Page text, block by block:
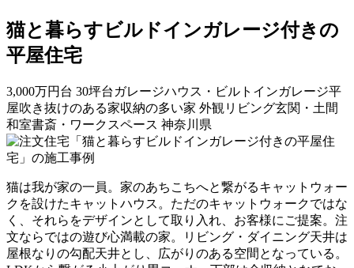
猫と暮らすビルドインガレージ付きの
平屋住宅
3,000万円台 30坪台 ガレージハウス・ビルトインガレージ平
屋吹き抜けのある家収納の多い家 外観リビング玄関・土間
和室書斎・ワークスペース 神奈川県
猫は我が家の一員。家のあちこちへと繋がるキャットウォー
クを設けたキャットハウス。ただのキャットウォークではな
く、それらをデザインとして取り入れ、お客様にご提案。注
文ならではの遊び心満載の家。リビング・ダイニング天井は
屋根なりの勾配天井とし、広がりのある空間となっている。